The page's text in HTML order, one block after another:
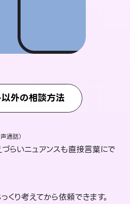
以外の相談方法
通話）
らいニュアンスも直接言葉にで
くり考えてから依頼できます。